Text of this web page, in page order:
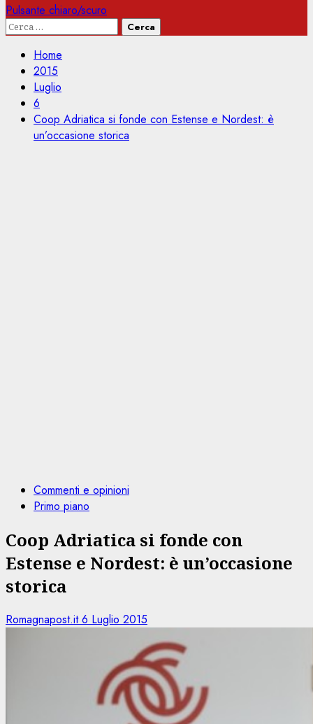
Pulsante chiaro/scuro
Ricerca
Home
2015
Luglio
6
Coop Adriatica si fonde con Estense e Nordest: è
un’occasione storica
Commenti e opinioni
Primo piano
Coop Adriatica si fonde con
Estense e Nordest: è un’occasione
storica
Romagnapost.it6 Luglio 2015